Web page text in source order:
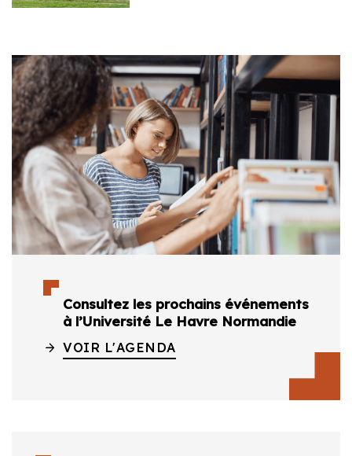
Consultez les prochains événements
à l’Université Le Havre Normandie
VOIR L'AGENDA